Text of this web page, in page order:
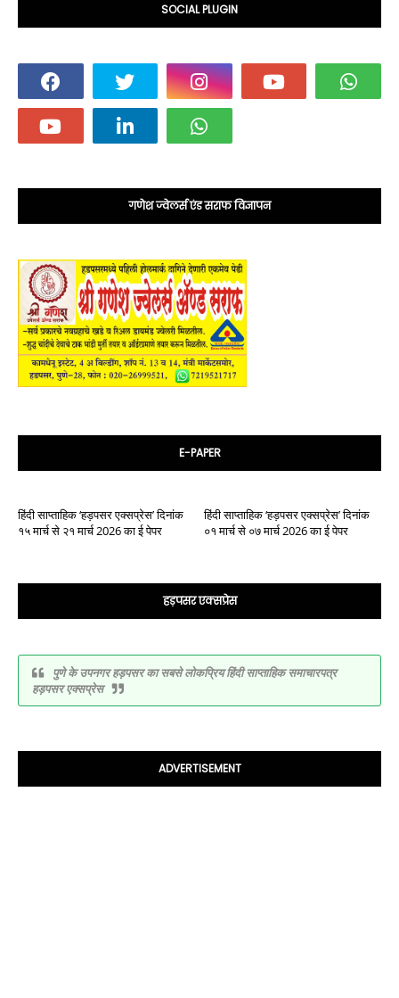
SOCIAL PLUGIN
गणेश ज्वेलर्स एंड सराफ विज्ञापन
E-PAPER
हिंदी साप्ताहिक ‘हड़पसर एक्सप्रेस’ दिनांक
१५ मार्च से २१ मार्च 2026 का ई पेपर
हिंदी साप्ताहिक ‘हड़पसर एक्सप्रेस’ दिनांक
०१ मार्च से ०७ मार्च 2026 का ई पेपर
हड़पसर एक्सप्रेस
पुणे के उपनगर हड़पसर का सबसे लोकप्रिय हिंदी साप्ताहिक समाचारपत्र
हड़पसर एक्सप्रेस
ADVERTISEMENT